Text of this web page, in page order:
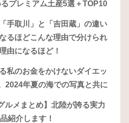
プレミアム土産5選＋TOP10
手取川」と「吉田蔵」の違い
るほどこんな理由で分けられ
由になるほど！
私のお金をかけないダイエッ
2024年夏の海での写真と共に
ルメまとめ】北陸が誇る実力
紹介します！